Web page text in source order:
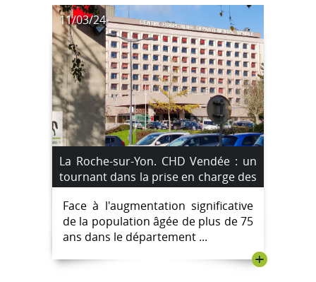
11/03/24
La Roche-sur-Yon. CHD Vendée : un
tournant dans la prise en charge des
plus de 75 ans
Face à l'augmentation significative
de la population âgée de plus de 75
ans dans le département ...
+